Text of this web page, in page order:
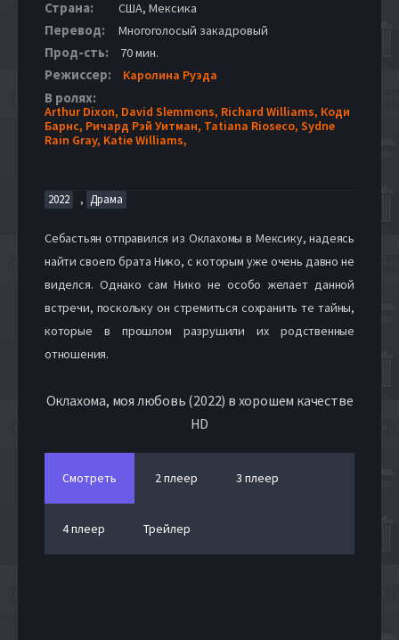
Страна: США, Мексика
Перевод: Многоголосый закадровый
Прод-сть: 70 мин.
Режиссер: Каролина Руэда
В ролях:
Arthur Dixon, David Slemmons, Richard Williams, Коди
Барнс, Ричард Рэй Уитман, Tatiana Rioseco, Sydne
Rain Gray, Katie Williams,
2022 , Драма
Себастьян отправился из Оклахомы в Мексику, надеясь
найти своего брата Нико, с которым уже очень давно не
виделся. Однако сам Нико не особо желает данной
встречи, поскольку он стремиться сохранить те тайны,
которые в прошлом разрушили их родственные
отношения.
Оклахома, моя любовь (2022) в хорошем качестве
HD
Смотреть 2 плеер 3 плеер
4 плеер Трейлер